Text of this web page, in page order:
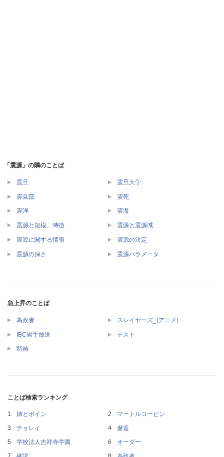
「震源」の隣のことば
震旦 震旦大学
震旦部 震死
震洋 震海
震源と規模、特徴 震源と震源域
震源に関する情報 震源の決定
震源の深さ 震源パラメータ
急上昇のことば
為政者 スレイヤーズ_(アニメ)
IBC岩手放送 テスト
黙祷
ことば検索ランキング
姉とボイン
マートルコービン
チョレイ
邂逅
学校法人吉祥寺学園
オーダー